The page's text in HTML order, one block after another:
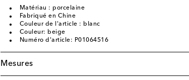
Matériau : porcelaine
Fabriqué en Chine
Couleur de l'article : blanc
Couleur: beige
Numéro d'article: P01064516
Mesures